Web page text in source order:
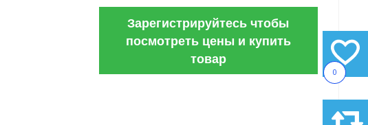
0
Зарегистрируйтесь чтобы
посмотреть цены и купить
товар